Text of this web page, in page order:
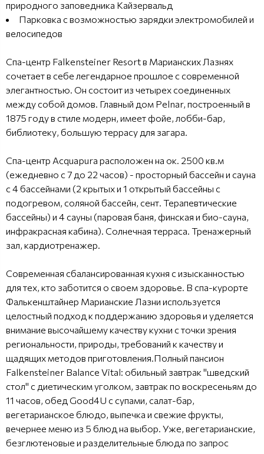
природного заповедника Кайзервальд
Парковка с возможностью зарядки электромобилей и
велосипедов
Спа-центр Falkensteiner Resort в Марианских Лазнях
сочетает в себе легендарное прошлое с современной
элегантностью. Он состоит из четырех соединенных
между собой домов. Главный дом Pelnar, построенный в
1875 году в стиле модерн, имеет фойе, лобби-бар,
библиотеку, большую террасу для загара.
Спа-центр Acquapura расположен на ок. 2500 кв.м
(ежедневно с 7 до 22 часов) - просторный бассейн и сауна
с 4 бассейнами (2 крытых и 1 открытый бассейны с
подогревом, соляной бассейн, сент. Терапевтические
бассейны) и 4 сауны (паровая баня, финская и био-сауна,
инфракрасная кабина). Солнечная терраса. Тренажерный
зал, кардиотренажер.
Современная сбалансированная кухня с изысканностью
для тех, кто заботится о своем здоровье. В спа-курорте
Фалькенштайнер Марианские Лазни используется
целостный подход к поддержанию здоровья и уделяется
внимание высочайшему качеству кухни с точки зрения
региональности, природы, требований к качеству и
щадящих методов приготовления.Полный пансион
Falkensteiner Balance Vital: обильный завтрак "шведский
стол" с диетическим уголком, завтрак по воскресеньям до
11 часов, обед Good4U с супами, салат-бар,
вегетарианское блюдо, выпечка и свежие фрукты,
вечернее меню из 5 блюд на выбор. Уже, вегетарианские,
безглютеновые и разделительные блюда по запрос